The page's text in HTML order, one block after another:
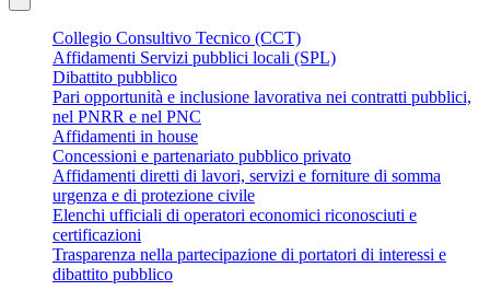
Collegio Consultivo Tecnico (CCT)
Affidamenti Servizi pubblici locali (SPL)
Dibattito pubblico
Pari opportunità e inclusione lavorativa nei contratti pubblici,
nel PNRR e nel PNC
Affidamenti in house
Concessioni e partenariato pubblico privato
Affidamenti diretti di lavori, servizi e forniture di somma
urgenza e di protezione civile
Elenchi ufficiali di operatori economici riconosciuti e
certificazioni
Trasparenza nella partecipazione di portatori di interessi e
dibattito pubblico